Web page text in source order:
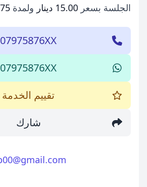
الجلسة بسعر 15.00 دينار ولمدة 75 دقيقة
07975876XX
07975876XX
تقييم الخدمة
شارك